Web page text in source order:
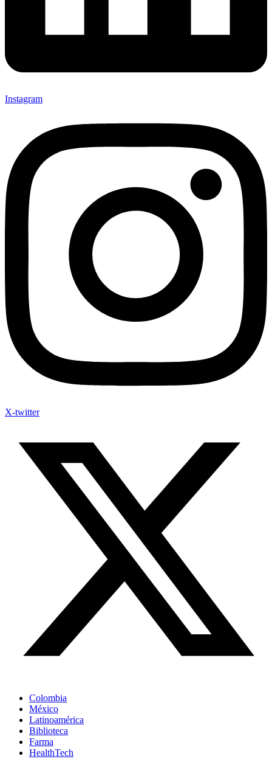
Instagram
X-twitter
Colombia
México
Latinoamérica
Biblioteca
Farma
HealthTech